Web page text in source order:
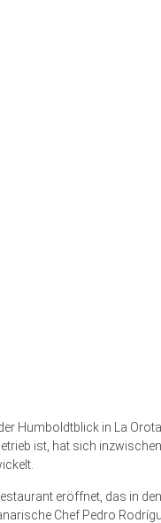
Humboldtblick in La
ist, hat sich
eröffnet, das in
Chef Pedro